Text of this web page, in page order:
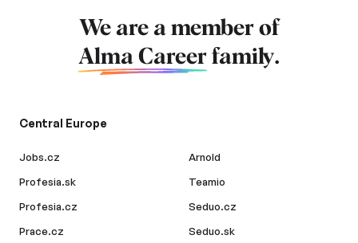
We are a member of
Alma Career family.
Central Europe
Jobs.cz
Profesia.sk
Profesia.cz
Prace.cz
Arnold
Teamio
Seduo.cz
Seduo.sk